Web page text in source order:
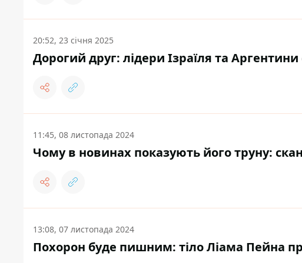
20:52, 23 січня 2025
Дорогий друг: лідери Ізраїля та
11:45, 08 листопада 2024
Чому в новинах показують його труну:
13:08, 07 листопада 2024
Похорон буде пишним: тіло Ліама Пейна